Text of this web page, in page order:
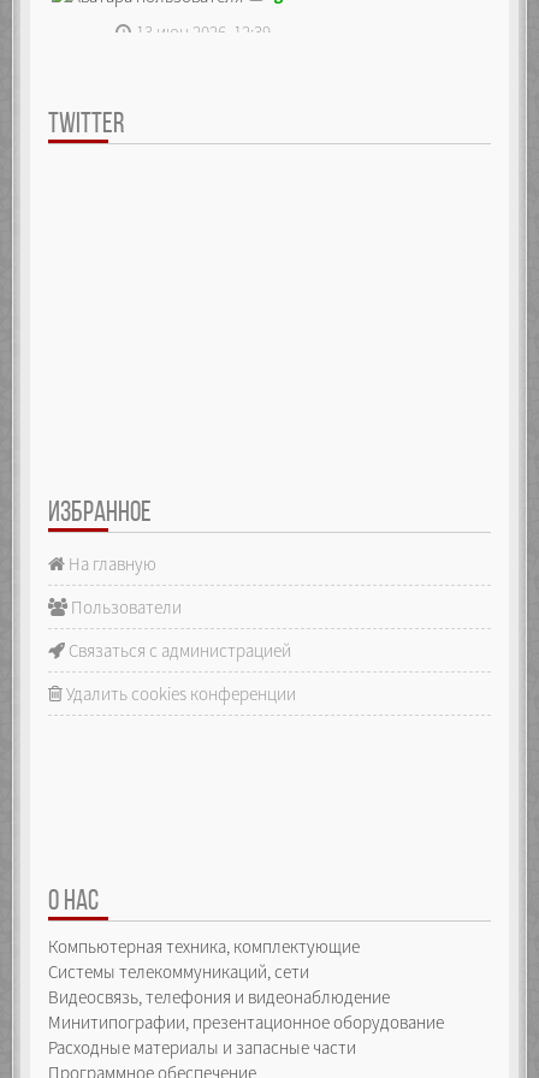
13 июн 2026, 12:39
TWITTER
ИЗБРАННОЕ
На главную
Пользователи
Связаться с администрацией
Удалить cookies конференции
О НАС
Компьютерная техника, комплектующие
Системы телекоммуникаций, сети
Видеосвязь, телефония и видеонаблюдение
Минитипографии, презентационное оборудование
Расходные материалы и запасные части
Программное обеспечение